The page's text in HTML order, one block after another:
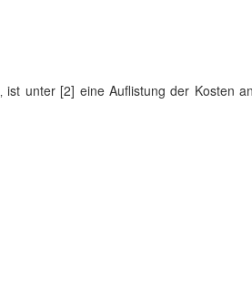
‚ ist unter [2] eine Auflistung der Kosten